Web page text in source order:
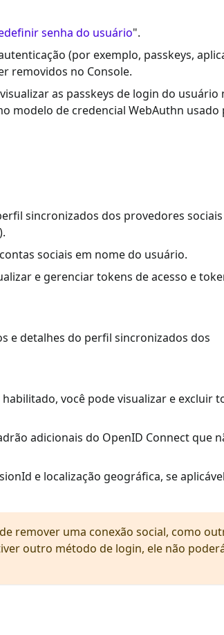
senha do usuário".
(por exemplo, passkeys,
removidos no Console.
as passkeys de login do usuário
modelo de credencial WebAuthn usado
sincronizados dos provedores
sociais em nome do usuário.
e gerenciar tokens de acesso e
e detalhes do perfil sincronizados dos
habilitado, você pode visualizar e excluir
adicionais do OpenID Connect que
e localização geográfica, se
remover uma conexão social, como
outro método de login, ele não